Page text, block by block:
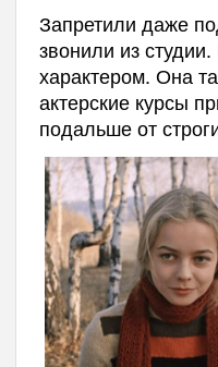
Запретили даже
звонили из
характером. Она
актерские курсы
подальше от